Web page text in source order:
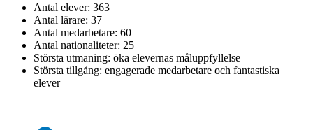
Antal elever: 363
Antal lärare: 37
Antal medarbetare: 60
Antal nationaliteter: 25
Största utmaning: öka elevernas måluppfyllelse
Största tillgång: engagerade medarbetare och fantastiska
elever